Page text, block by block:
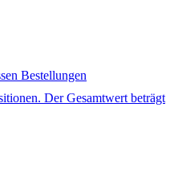
Bestellungen
Der Gesamtwert beträgt